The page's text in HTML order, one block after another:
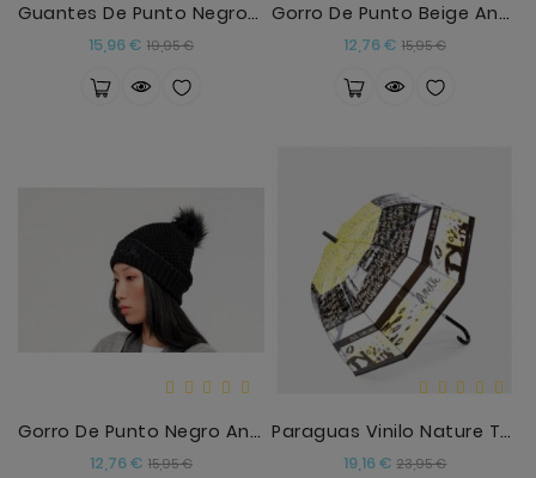
Guantes De Punto Negros Anekke
15,96 € Precio
19,95 €Precio
Gorro De Punto Beige Anekke
12,76 € Precio
15,95 €Precio
Gorro De Punto Negro Anekke
12,76 € Precio
15,95 €Precio
Paraguas Vinilo Nature Towanda Anekke
19,16 € Precio
23,95 €Precio